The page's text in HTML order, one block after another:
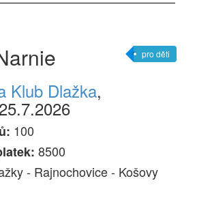
pro děti
Klub Dlažka,
100
8500
- Rajnochovice - Košovy